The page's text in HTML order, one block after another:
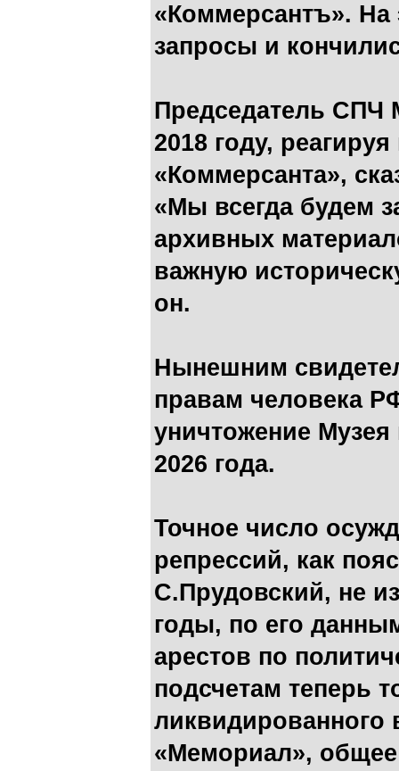
«Коммерсантъ». На
запросы и
Председатель СПЧ
2018 году,
«Коммерсанта»,
«Мы всегда будем
архивных
важную
он.
Нынешним
правам человека
уничтожение
2026 года.
Точное число
репрессий, как
С.Прудовский, не
годы, по его
арестов по
подсчетам теперь
ликвидированного
«Мемориал»,